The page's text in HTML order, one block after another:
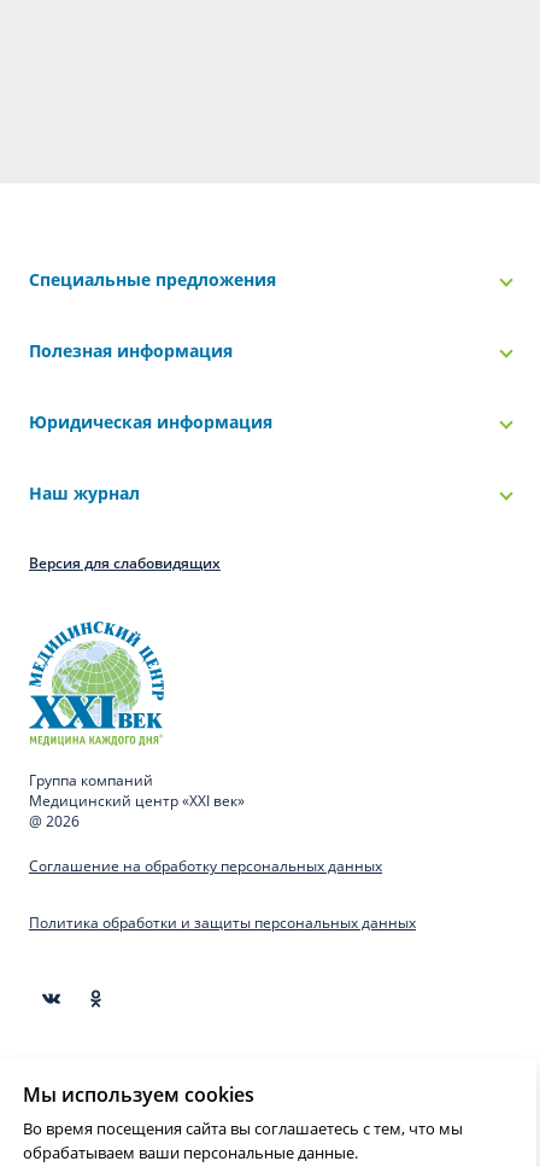
Специальные предложения
Полезная информация
Юридическая информация
Наш журнал
Версия для слабовидящих
Группа компаний
Медицинский центр «XXI век»
@ 2026
Соглашение на обработку персональных данных
Политика обработки и защиты персональных данных
для образовательных целей и не могут быть
использованы для постановки диагноза, назначения
лечения и не являются медицинскими рекомендациями.
Необходима консультация специалиста.
Мы используем cookies
Во время посещения сайта вы соглашаетесь с тем, что мы
обрабатываем ваши персональные данные.